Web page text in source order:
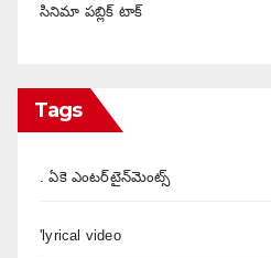
సినిమా పబ్లిక్ టాక్
Tags
. ఏకె ఎంటర్‌టైన్‌మెంట్స్
'lyrical video